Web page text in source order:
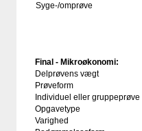
Syge-/omprøve
Final - Mikroøkonomi:
Delprøvens vægt
Prøveform
Individuel eller gruppeprøve
Opgavetype
Varighed